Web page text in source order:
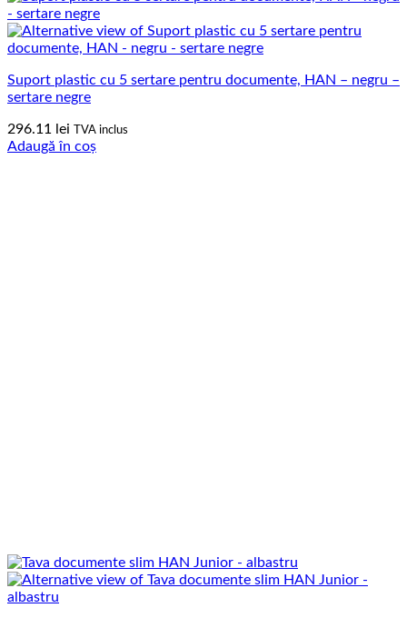
Suport plastic cu 5 sertare pentru documente, HAN – negru –
sertare negre
296.11 lei TVA inclus
Adaugă în coș